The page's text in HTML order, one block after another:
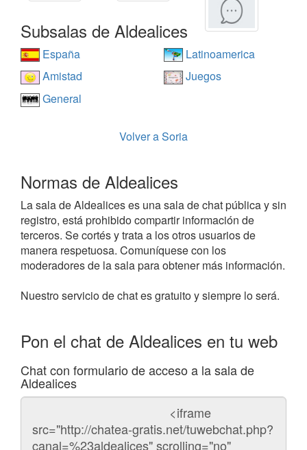
Subsalas de Aldealices
España
Latinoamerica
Amistad
Juegos
General
Volver a Soria
Normas de Aldealices
La sala de Aldealices es una sala de chat pública y sin
registro, está prohibido compartir información de
terceros. Se cortés y trata a los otros usuarios de
manera respetuosa. Comuníquese con los
moderadores de la sala para obtener más información.
Nuestro servicio de chat es gratuito y siempre lo será.
Pon el chat de Aldealices en tu web
Chat con formulario de acceso a la sala de
Aldealices
Código
chat